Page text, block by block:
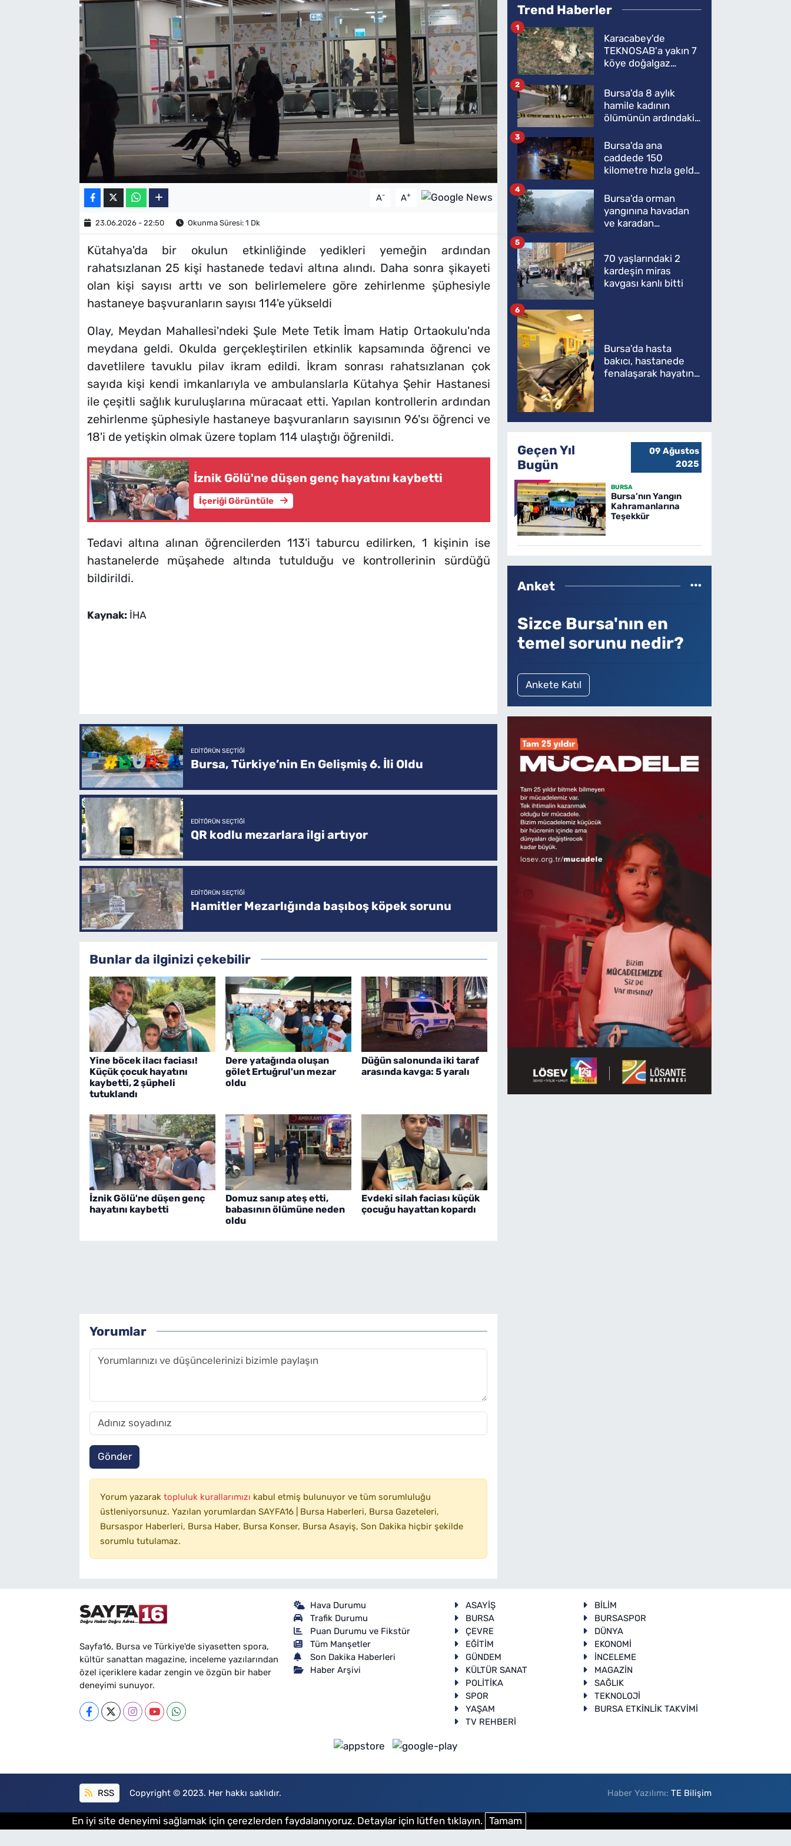
A- A+
23.06.2026 - 22:50 Okunma Süresi: 1 Dk
Kütahya'da bir okulun etkinliğinde yedikleri yemeğin ardından
rahatsızlanan 25 kişi hastanede tedavi altına alındı. Daha sonra şikayeti
olan kişi sayısı arttı ve son belirlemelere göre zehirlenme şüphesiyle
hastaneye başvuranların sayısı 114'e yükseldi
Olay, Meydan Mahallesi'ndeki Şule Mete Tetik İmam Hatip Ortaokulu'nda
meydana geldi. Okulda gerçekleştirilen etkinlik kapsamında öğrenci ve
davetlilere tavuklu pilav ikram edildi. İkram sonrası rahatsızlanan çok
sayıda kişi kendi imkanlarıyla ve ambulanslarla Kütahya Şehir Hastanesi
ile çeşitli sağlık kuruluşlarına müracaat etti. Yapılan kontrollerin ardından
zehirlenme şüphesiyle hastaneye başvuranların sayısının 96'sı öğrenci ve
18'i de yetişkin olmak üzere toplam 114 ulaştığı öğrenildi.
İznik Gölü'ne düşen genç hayatını kaybetti
İçeriği Görüntüle
Tedavi altına alınan öğrencilerden 113'i taburcu edilirken, 1 kişinin ise
hastanelerde müşahede altında tutulduğu ve kontrollerinin sürdüğü
bildirildi.
Kaynak: İHA
EDITÖRÜN SEÇTIĞI
Bursa, Türkiye’nin En Gelişmiş 6. İli Oldu
EDITÖRÜN SEÇTIĞI
QR kodlu mezarlara ilgi artıyor
EDITÖRÜN SEÇTIĞI
Hamitler Mezarlığında başıboş köpek sorunu
Bunlar da ilginizi çekebilir
Yine böcek ilacı faciası!
Küçük çocuk hayatını
kaybetti, 2 şüpheli
tutuklandı
Dere yatağında oluşan
gölet Ertuğrul'un mezar
oldu
Düğün salonunda iki taraf
arasında kavga: 5 yaralı
İznik Gölü'ne düşen genç
hayatını kaybetti
Domuz sanıp ateş etti,
babasının ölümüne neden
oldu
Evdeki silah faciası küçük
çocuğu hayattan kopardı
Yorumlar
Gönder
Yorum yazarak topluluk kurallarımızı kabul etmiş bulunuyor ve tüm sorumluluğu
üstleniyorsunuz. Yazılan yorumlardan SAYFA16 | Bursa Haberleri, Bursa Gazeteleri,
Bursaspor Haberleri, Bursa Haber, Bursa Konser, Bursa Asayiş, Son Dakika hiçbir şekilde
sorumlu tutulamaz.
Trend Haberler
Karacabey'de
TEKNOSAB'a yakın 7
köye doğalgaz
1
Bursa'da 8 aylık
hamile kadının
ölümünün ardındaki
2
Bursa'da ana
caddede 150
kilometre hızla geldi,
3
Bursa'da orman
yangınına havadan
ve karadan
4
70 yaşlarındaki 2
kardeşin miras
kavgası kanlı bitti
5
Bursa'da hasta
bakıcı, hastanede
fenalaşarak hayatını
6
Geçen Yıl
Bugün
09 Ağustos
2025
BURSA
Bursa’nın Yangın
Kahramanlarına
Teşekkür
Anket
Sizce Bursa'nın en
temel sorunu nedir?
Ankete Katıl
Sayfa16, Bursa ve Türkiye'de siyasetten spora,
kültür sanattan magazine, inceleme yazılarından
özel içeriklere kadar zengin ve özgün bir haber
deneyimi sunuyor.
Hava Durumu
Trafik Durumu
Puan Durumu ve Fikstür
Tüm Manşetler
Son Dakika Haberleri
Haber Arşivi
ASAYİŞ
BİLİM
BURSA
BURSASPOR
ÇEVRE
DÜNYA
EĞİTİM
EKONOMİ
GÜNDEM
İNCELEME
KÜLTÜR SANAT
MAGAZİN
POLİTİKA
SAĞLIK
SPOR
TEKNOLOJİ
YAŞAM
BURSA ETKİNLİK TAKVİMİ
TV REHBERİ
RSS Copyright © 2023. Her hakkı saklıdır. Haber Yazılımı:TE Bilişim
En iyi site deneyimi sağlamak için çerezlerden faydalanıyoruz. Detaylar için lütfen tıklayın. Tamam
TV REHBERİ